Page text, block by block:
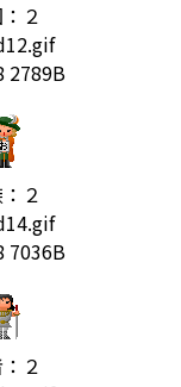
２
２
２